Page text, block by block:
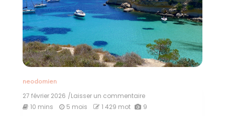
neodomien
27 février 2026 /Laisser un commentaireon
Découvrez
10 mins 5 mois 1 429 mot 9